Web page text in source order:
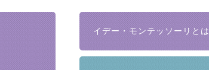
イデー・モンテッソーリとは